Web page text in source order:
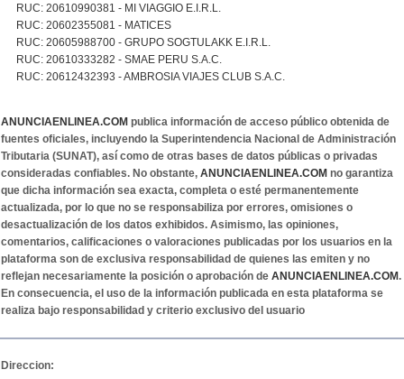
RUC: 20610990381 - MI VIAGGIO E.I.R.L.
RUC: 20602355081 - MATICES
RUC: 20605988700 - GRUPO SOGTULAKK E.I.R.L.
RUC: 20610333282 - SMAE PERU S.A.C.
RUC: 20612432393 - AMBROSIA VIAJES CLUB S.A.C.
ANUNCIAENLINEA.COM publica información de acceso público obtenida de
fuentes oficiales, incluyendo la Superintendencia Nacional de Administración
Tributaria (SUNAT), así como de otras bases de datos públicas o privadas
consideradas confiables. No obstante, ANUNCIAENLINEA.COM no garantiza
que dicha información sea exacta, completa o esté permanentemente
actualizada, por lo que no se responsabiliza por errores, omisiones o
desactualización de los datos exhibidos. Asimismo, las opiniones,
comentarios, calificaciones o valoraciones publicadas por los usuarios en la
plataforma son de exclusiva responsabilidad de quienes las emiten y no
reflejan necesariamente la posición o aprobación de ANUNCIAENLINEA.COM.
En consecuencia, el uso de la información publicada en esta plataforma se
realiza bajo responsabilidad y criterio exclusivo del usuario
Direccion: